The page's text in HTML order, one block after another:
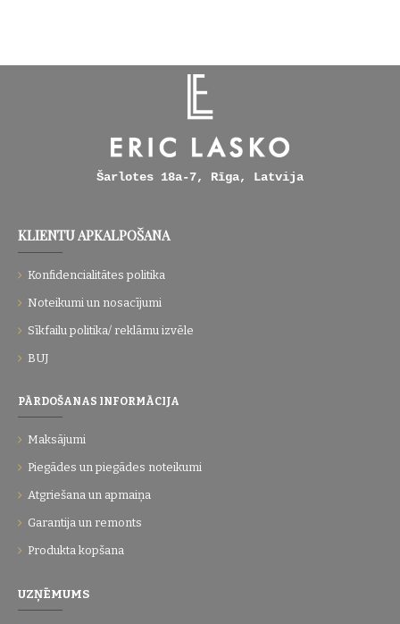
Šarlotes 18a-7, Rīga, Latvija
KLIENTU APKALPOŠANA
Konfidencialitātes politika
Noteikumi un nosacījumi
Sīkfailu politika/ reklāmu izvēle
BUJ
PĀRDOŠANAS INFORMĀCIJA
Maksājumi
Piegādes un piegādes noteikumi
Atgriešana un apmaiņa
Garantija un remonts
Produkta kopšana
UZŅĒMUMS